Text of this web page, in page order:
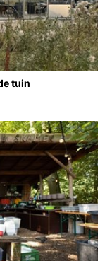
tuin